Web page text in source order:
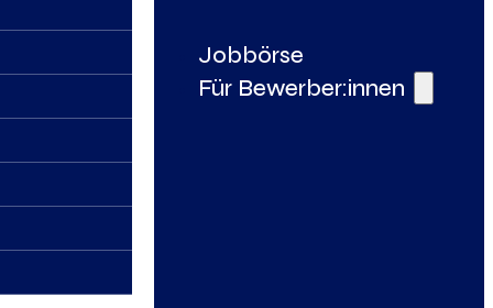
Jobbörse
Für Bewerber:innen